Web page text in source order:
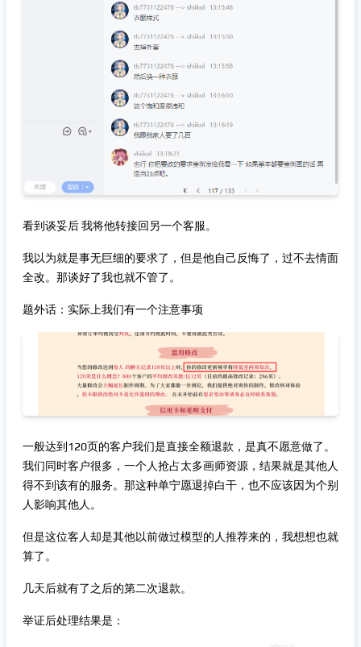
看到谈妥后 我将他转接回另一个客服。
我以为就是事无巨细的要求了，但是他自己反悔了，过不去情面
全改。那谈好了我也就不管了。
题外话：实际上我们有一个注意事项
一般达到120页的客户我们是直接全额退款，是真不愿意做了。
我们同时客户很多，一个人抢占太多画师资源，结果就是其他人
得不到该有的服务。那这种单宁愿退掉白干，也不应该因为个别
人影响其他人。
但是这位客人却是其他以前做过模型的人推荐来的，我想想也就
算了。
几天后就有了之后的第二次退款。
举证后处理结果是：